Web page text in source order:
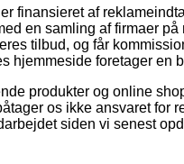
finansieret af
en samling af firmaer på
tilbud, og får
hjemmeside foretager en
produkter og online
os ikke ansvaret for
siden vi senest